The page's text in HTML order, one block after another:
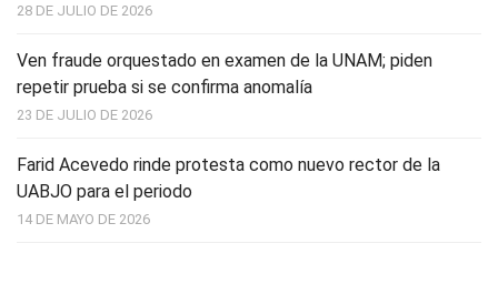
28 DE JULIO DE 2026
Ven fraude orquestado en examen de la UNAM; piden
repetir prueba si se confirma anomalía
23 DE JULIO DE 2026
Farid Acevedo rinde protesta como nuevo rector de la
UABJO para el periodo
14 DE MAYO DE 2026